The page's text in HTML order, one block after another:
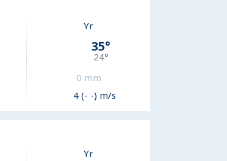
Yr
35°
24°
0 mm
4 (- -) m/s
Yr